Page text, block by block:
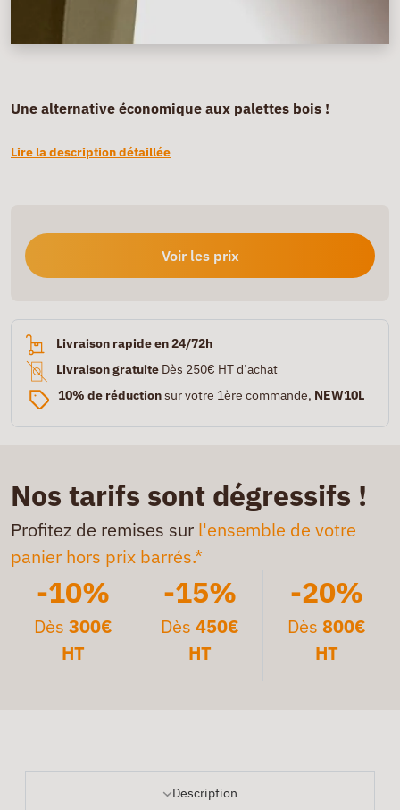
Une alternative économique aux palettes bois !
Lire la description détaillée
Voir les prix
Livraison rapide en 24/72h
Livraison gratuite Dès 250€ HT d’achat
10% de réductionsur votre 1ère commande, NEW10L
Nos tarifs sont dégressifs !
Profitez de remises sur l'ensemble de votre
panier hors prix barrés.*
-10%
Dès300€
HT
-15%
Dès 450€
HT
-20%
Dès 800€
HT
Description